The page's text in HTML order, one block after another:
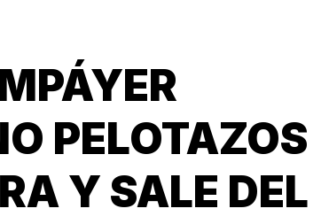
PELOTAZOS
Y SALE DEL